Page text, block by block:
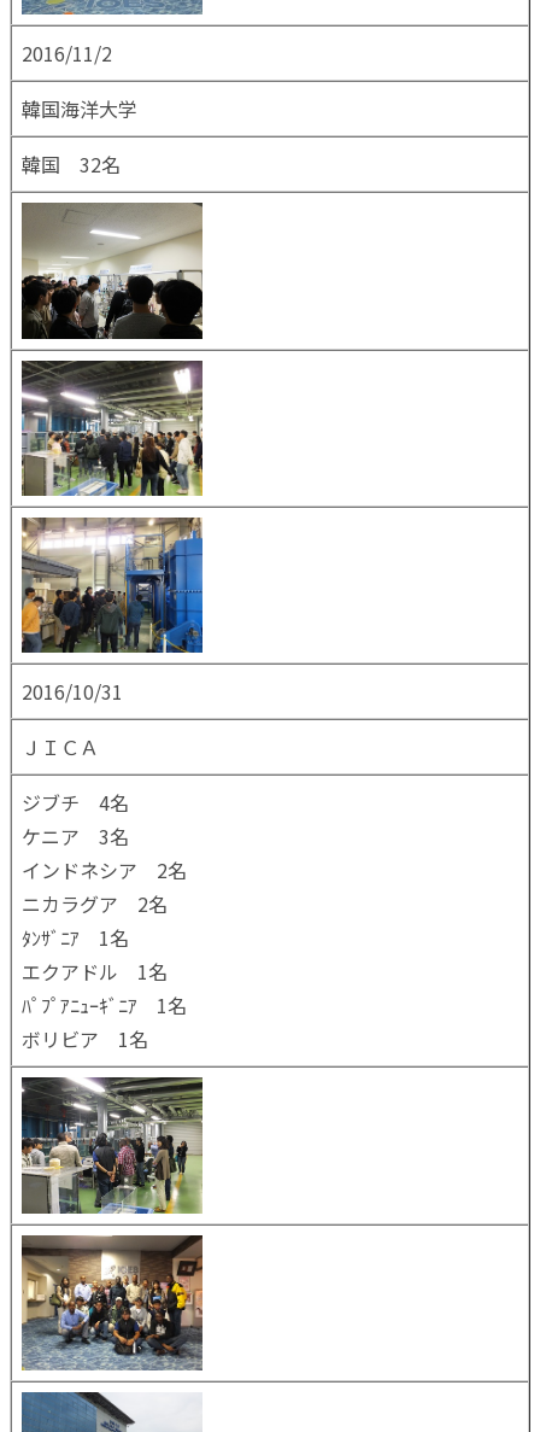
2016/11/2
韓国海洋大学
韓国 32名
2016/10/31
ＪＩＣＡ
ジブチ 4名
ケニア 3名
インドネシア 2名
ニカラグア 2名
ﾀﾝｻﾞﾆｱ 1名
エクアドル 1名
ﾊﾟﾌﾟｱﾆｭｰｷﾞﾆｱ 1名
ボリビア 1名